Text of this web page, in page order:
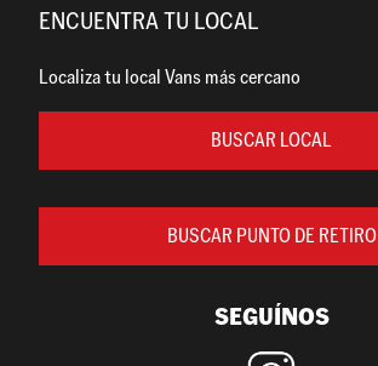
ENCUENTRA TU LOCAL
Localiza tu local Vans más cercano
BUSCAR LOCAL
BUSCAR PUNTO DE RETIRO
SEGUÍNOS